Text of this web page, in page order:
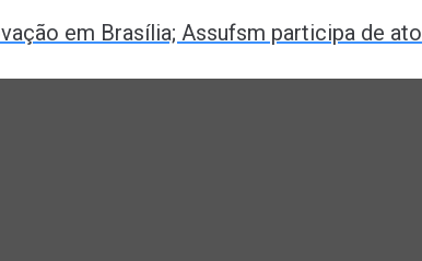
em Brasília; Assufsm participa de ato